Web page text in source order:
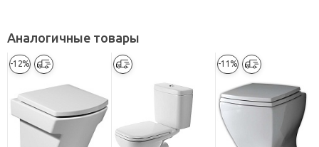
Аналогичные товары
-12% -11%